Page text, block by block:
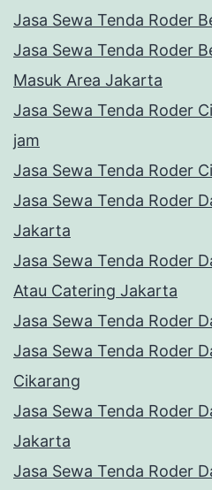
Jasa Sewa Tenda Roder
Jasa Sewa Tenda Roder
Masuk Area Jakarta
Jasa Sewa Tenda Roder
jam
Jasa Sewa Tenda Roder
Jasa Sewa Tenda Roder
Jakarta
Jasa Sewa Tenda Roder
Atau Catering Jakarta
Jasa Sewa Tenda Roder
Jasa Sewa Tenda Roder
Cikarang
Jasa Sewa Tenda Roder
Jakarta
Jasa Sewa Tenda Roder